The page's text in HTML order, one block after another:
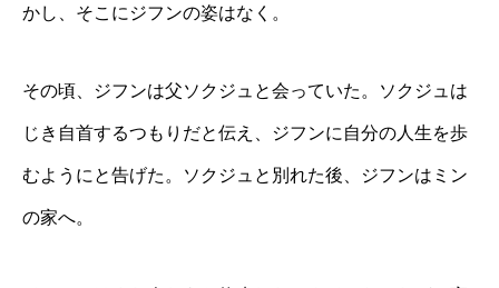
かし、そこにジフンの姿はなく。
その頃、ジフンは父ソクジュと会っていた。ソクジュは
じき自首するつもりだと伝え、ジフンに自分の人生を歩
むようにと告げた。ソクジュと別れた後、ジフンはミン
の家へ。